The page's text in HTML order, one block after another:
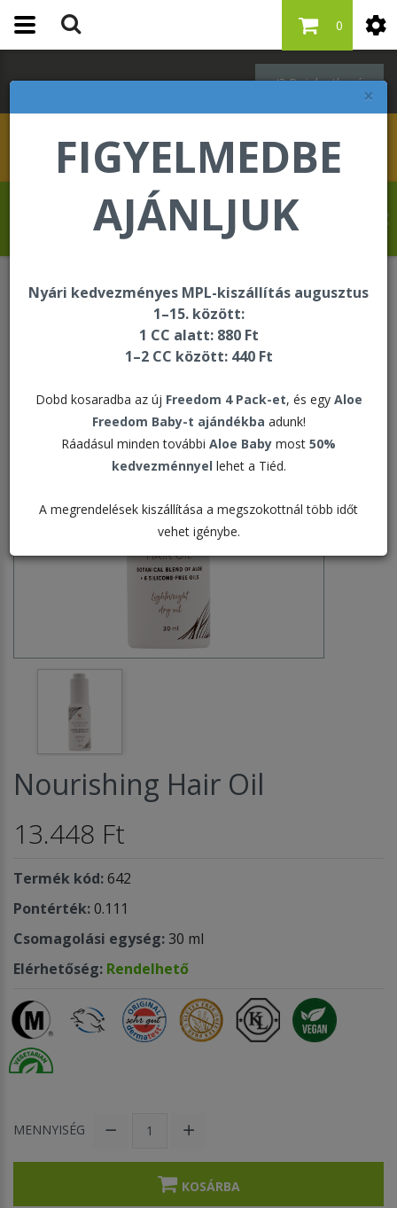
×
FIGYELMEDBE
AJÁNLJUK
Nyári kedvezményes MPL-kiszállítás augusztus
1–15. között:
1 CC alatt: 880 Ft
1–2 CC között: 440 Ft
Dobd kosaradba az új Freedom 4 Pack-et, és egy Aloe
Freedom Baby-t ajándékba adunk!
Ráadásul minden további Aloe Baby most 50%
kedvezménnyel lehet a Tiéd.
A megrendelések kiszállítása a megszokottnál több időt
vehet igénybe.
Bejelentkezés
0
Schleppné Dr. Kasz Edit üdvözli Önt a
Forever Living internetes áruházában!
Nourishing Hair Oil
Nourishing Hair Oil
13.448 Ft
Termék kód:642
Pontérték:0.111
Csomagolási egység:30 ml
Elérhetőség: Rendelhető
MENNYISÉG
KOSÁRBA